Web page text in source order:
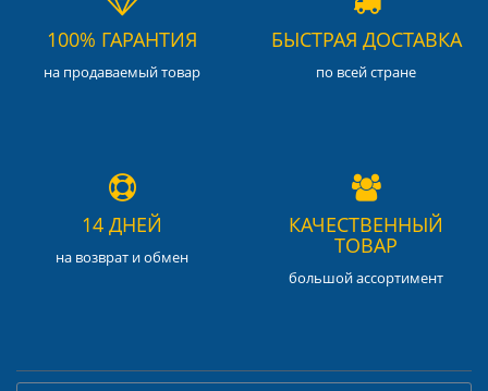
100% ГАРАНТИЯ
на продаваемый товар
БЫСТРАЯ ДОСТАВКА
по всей стране
14 ДНЕЙ
на возврат и обмен
КАЧЕСТВЕННЫЙ
ТОВАР
большой ассортимент